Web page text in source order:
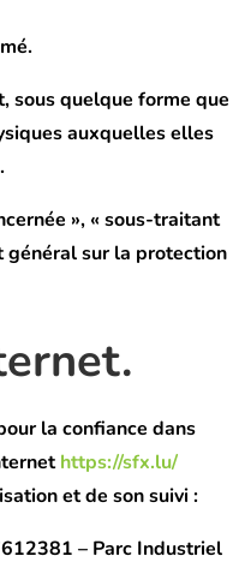
sous quelque forme que
auxquelles elles
», « sous-traitant
général sur la protection
la confiance dans
https://sfx.lu/
et de son suivi :
– Parc Industriel